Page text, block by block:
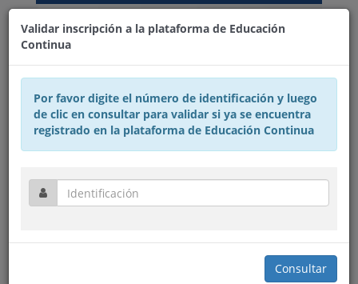
EDUCACIÓN
CONTINUA
Validar inscripción a la plataforma de Educación
Continua
Por favor digite el número de identificación y luego
de clic en consultar para validar si ya se encuentra
registrado en la plataforma de Educación Continua
Consultar